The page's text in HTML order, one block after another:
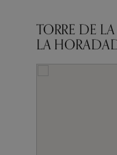
TORRE DE
LA